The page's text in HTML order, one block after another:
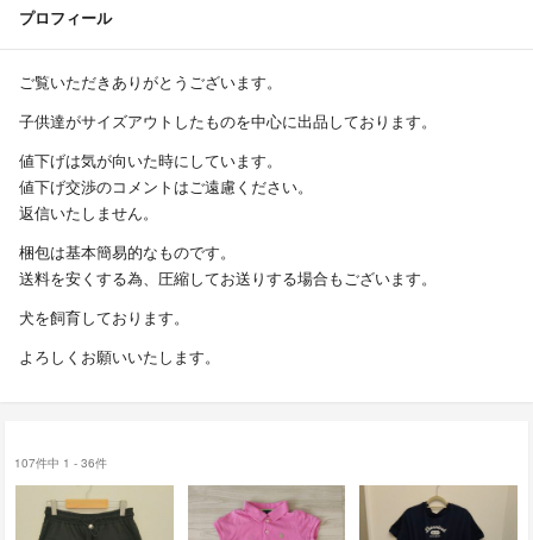
プロフィール
ご覧いただきありがとうございます。
子供達がサイズアウトしたものを中心に出品しております。
値下げは気が向いた時にしています。
値下げ交渉のコメントはご遠慮ください。
返信いたしません。
梱包は基本簡易的なものです。
送料を安くする為、圧縮してお送りする場合もございます。
犬を飼育しております。
よろしくお願いいたします。
107件中 1 - 36件